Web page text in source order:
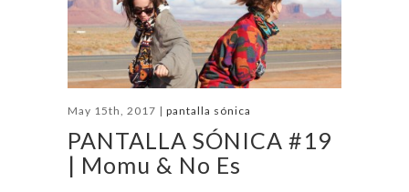
May 15th, 2017 | pantalla sónica
PANTALLA SÓNICA #19
| Momu & No Es